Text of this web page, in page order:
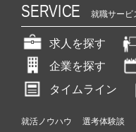
SERVICE 就職サービ
求人を探す
企業を探す
タイムライン
就活ノウハウ 選考体験談